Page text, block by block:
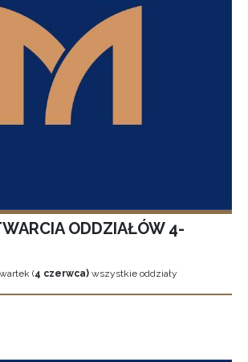
ODDZIAŁÓW 4-
(4 czerwca) wszystkie oddziały